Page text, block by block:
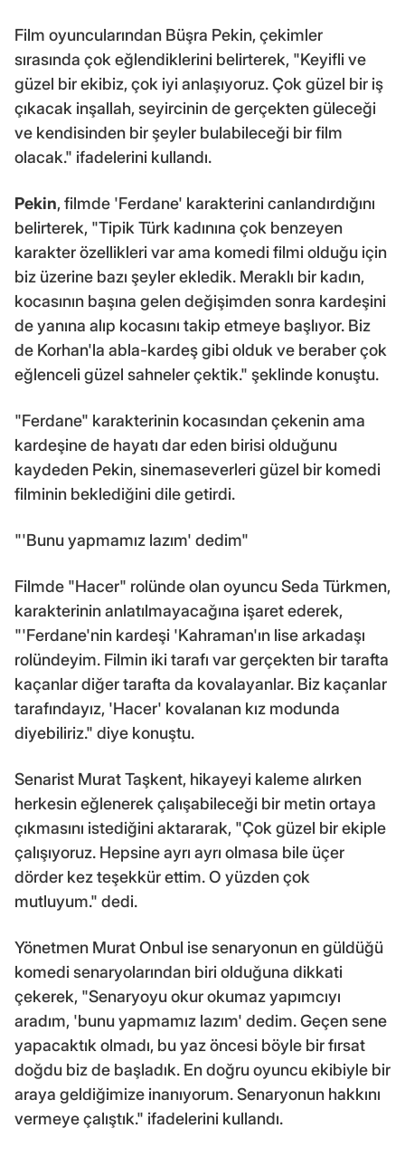
Film oyuncularından Büşra Pekin, çekimler
sırasında çok eğlendiklerini belirterek, "Keyifli ve
güzel bir ekibiz, çok iyi anlaşıyoruz. Çok güzel bir iş
çıkacak inşallah, seyircinin de gerçekten güleceği
ve kendisinden bir şeyler bulabileceği bir film
olacak." ifadelerini kullandı.
Pekin, filmde 'Ferdane' karakterini canlandırdığını
belirterek, "Tipik Türk kadınına çok benzeyen
karakter özellikleri var ama komedi filmi olduğu için
biz üzerine bazı şeyler ekledik. Meraklı bir kadın,
kocasının başına gelen değişimden sonra kardeşini
de yanına alıp kocasını takip etmeye başlıyor. Biz
de Korhan'la abla-kardeş gibi olduk ve beraber çok
eğlenceli güzel sahneler çektik." şeklinde konuştu.
"Ferdane" karakterinin kocasından çekenin ama
kardeşine de hayatı dar eden birisi olduğunu
kaydeden Pekin, sinemaseverleri güzel bir komedi
filminin beklediğini dile getirdi.
"'Bunu yapmamız lazım' dedim"
Filmde "Hacer" rolünde olan oyuncu Seda Türkmen,
karakterinin anlatılmayacağına işaret ederek,
"'Ferdane'nin kardeşi 'Kahraman'ın lise arkadaşı
rolündeyim. Filmin iki tarafı var gerçekten bir tarafta
kaçanlar diğer tarafta da kovalayanlar. Biz kaçanlar
tarafındayız, 'Hacer' kovalanan kız modunda
diyebiliriz." diye konuştu.
Senarist Murat Taşkent, hikayeyi kaleme alırken
herkesin eğlenerek çalışabileceği bir metin ortaya
çıkmasını istediğini aktararak, "Çok güzel bir ekiple
çalışıyoruz. Hepsine ayrı ayrı olmasa bile üçer
dörder kez teşekkür ettim. O yüzden çok
mutluyum." dedi.
Yönetmen Murat Onbul ise senaryonun en güldüğü
komedi senaryolarından biri olduğuna dikkati
çekerek, "Senaryoyu okur okumaz yapımcıyı
aradım, 'bunu yapmamız lazım' dedim. Geçen sene
yapacaktık olmadı, bu yaz öncesi böyle bir fırsat
doğdu biz de başladık. En doğru oyuncu ekibiyle bir
araya geldiğimize inanıyorum. Senaryonun hakkını
vermeye çalıştık." ifadelerini kullandı.